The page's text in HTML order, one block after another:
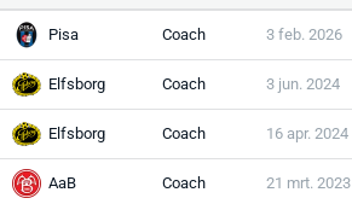
Pisa Coach 3 feb. 2026
Elfsborg Coach 3 jun. 2024
Elfsborg Coach 16 apr. 2024
AaB Coach 21 mrt. 2023